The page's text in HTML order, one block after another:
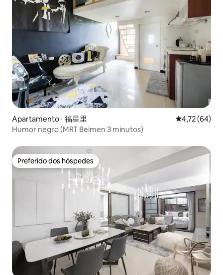
Apartamento ⋅ 福星里 4,72 de uma
4,72 (64)
Humor negro (MRT Beimen 3 minutos)
Preferido dos hóspedes
Preferido dos hóspedes